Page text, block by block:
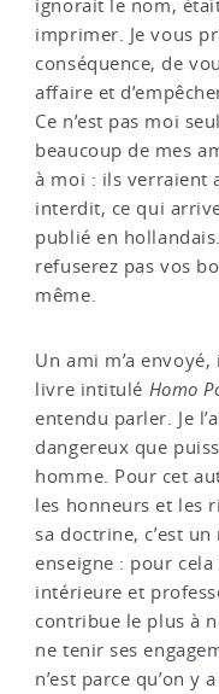
ignorait le nom,
imprimer. Je vous
conséquence, de
affaire et
Ce n’est pas moi
beaucoup de mes
à moi : ils verraient
interdit, ce qui
publié en
refuserez pas vos
même.
Un ami m’a
livre intitulé Homo
entendu parler. Je
dangereux que
homme. Pour cet
les honneurs et les
sa doctrine, c’est
enseigne : pour
intérieure et
contribue le plus à
ne tenir ses
n’est parce qu’on y